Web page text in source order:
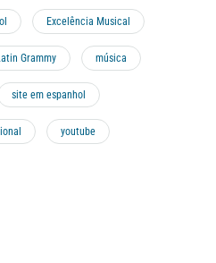
Excelência Musical
Grammy música
site em espanhol
youtube